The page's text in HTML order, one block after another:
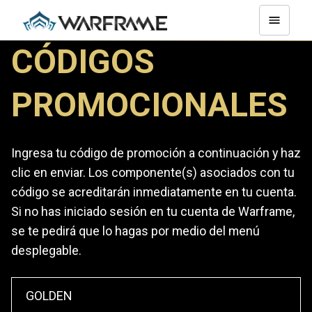
CÓDIGOS
PROMOCIONALES
Ingresa tu código de promoción a continuación y haz
clic en enviar. Los componente(s) asociados con tu
código se acreditarán inmediatamente en tu cuenta.
Si no has iniciado sesión en tu cuenta de Warframe,
se te pedirá que lo hagas por medio del menú
desplegable.